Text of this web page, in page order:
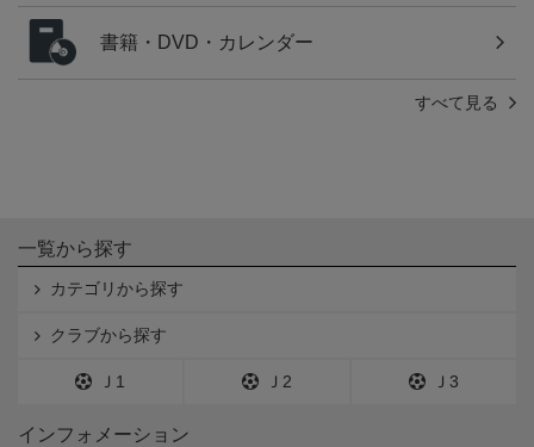
書籍・DVD・カレンダー
すべて見る
一覧から探す
カテゴリから探す
クラブから探す
Ｊ1 Ｊ2 Ｊ3
インフォメーション